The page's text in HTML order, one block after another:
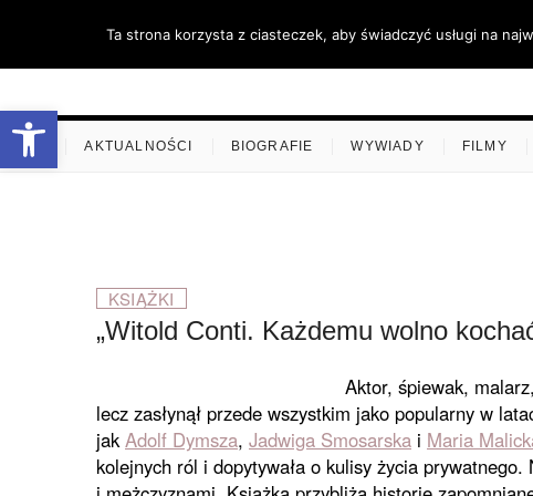
content
AKTUALNOŚCI BIOGRAFIE WYWIADY FILMY
KSIĄŻKI
„Witold Conti. Każdemu wolno
Aktor, śpiewak,
lecz zasłynął przede wszystkim jako popularny w
jakAdolf Dymsza, Jadwiga Smosarska i Maria
kolejnych ról i dopytywała o kulisy życia
Otwórz pasek narzędzi
Ta strona korzysta z ciasteczek, aby świadczyć usługi na